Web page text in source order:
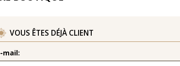
VOUS ÊTES DÉJÀ CLIENT
mail: